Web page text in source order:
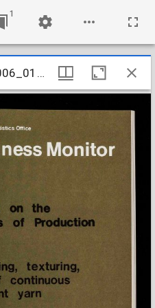
1
UKLSE_DL1_EH01_006_010_0084